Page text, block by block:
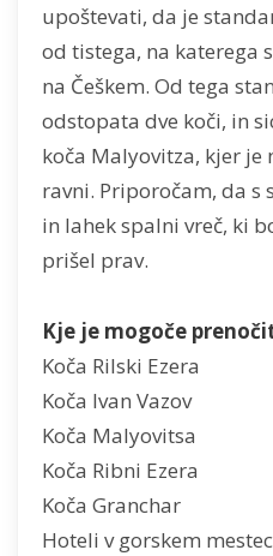
upoštevati, da je
od tistega, na katerega
na Češkem. Od tega
odstopata dve koči, in
koča Malyovitza, kjer je
ravni. Priporočam, da s
in lahek spalni vreč, ki
prišel prav.
Kje je mogoče
Koča Rilski Ezera
Koča Ivan Vazov
Koča Malyovitsa
Koča Ribni Ezera
Koča Granchar
Hoteli v gorskem